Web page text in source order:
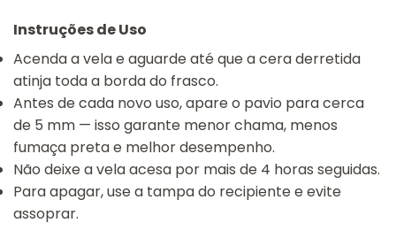
Instruções de Uso
Acenda a vela e aguarde até que a cera derretida
atinja toda a borda do frasco.
Antes de cada novo uso, apare o pavio para cerca
de 5 mm — isso garante menor chama, menos
fumaça preta e melhor desempenho.
Não deixe a vela acesa por mais de 4 horas seguidas.
Para apagar, use a tampa do recipiente e evite
assoprar.